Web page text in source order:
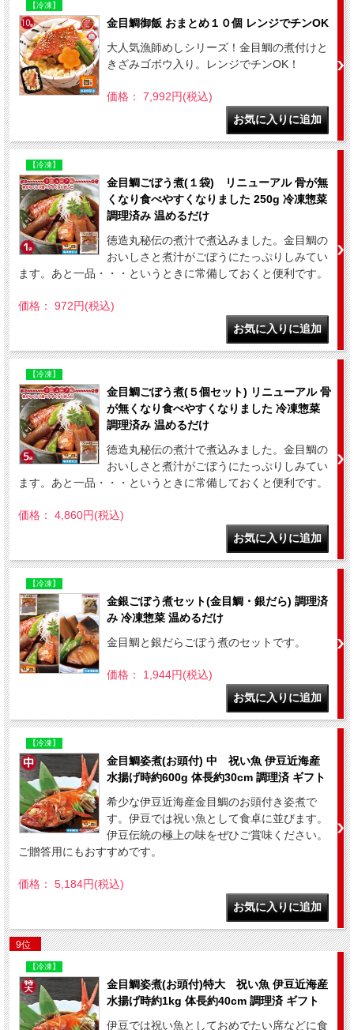
【冷凍】
金目鯛御飯 おまとめ１０個 レンジでチンOK
大人気漁師めしシリーズ！金目鯛の煮付けと
きざみゴボウ入り。レンジでチンOK！
価格： 7,992円(税込)
【冷凍】
金目鯛ごぼう煮(１袋) リニューアル 骨が無
くなり食べやすくなりました 250g 冷凍惣菜
調理済み 温めるだけ
徳造丸秘伝の煮汁で煮込みました。金目鯛の
おいしさと煮汁がごぼうにたっぷりしみてい
ます。あと一品・・・というときに常備しておくと便利です。
価格： 972円(税込)
【冷凍】
金目鯛ごぼう煮(５個セット) リニューアル 骨
が無くなり食べやすくなりました 冷凍惣菜
調理済み 温めるだけ
徳造丸秘伝の煮汁で煮込みました。金目鯛の
おいしさと煮汁がごぼうにたっぷりしみてい
ます。あと一品・・・というときに常備しておくと便利です。
価格： 4,860円(税込)
【冷凍】
金銀ごぼう煮セット(金目鯛・銀だら) 調理済
み 冷凍惣菜 温めるだけ
金目鯛と銀だらごぼう煮のセットです。
価格： 1,944円(税込)
【冷凍】
金目鯛姿煮(お頭付) 中 祝い魚 伊豆近海産
水揚げ時約600g 体長約30cm 調理済 ギフト
希少な伊豆近海産金目鯛のお頭付き姿煮で
す。伊豆では祝い魚として食卓に並びます。
伊豆伝統の極上の味をぜひご賞味ください。
ご贈答用にもおすすめです。
価格： 5,184円(税込)
9位
【冷凍】
金目鯛姿煮(お頭付)特大 祝い魚 伊豆近海産
水揚げ時約1kg 体長約40cm 調理済 ギフト
伊豆では祝い魚としておめでたい席などに食